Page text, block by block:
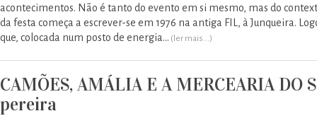
acontecimentos. Não é tanto do evento em si mesmo, mas do
da festa começa a escrever-se em 1976 na antiga FIL, à Junqueira.
que, colocada num posto de energia... (ler mais...)
CAMÕES, AMÁLIA E A MERCEARIA DO
pereira